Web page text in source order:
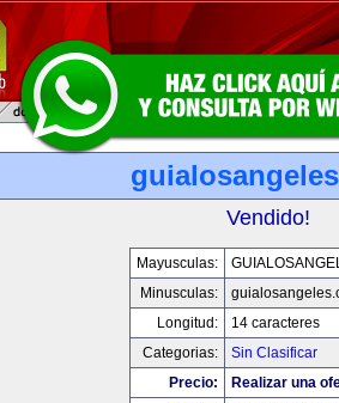
Vendido!
Mayusculas:
Minusculas:
Longitud:
14 caracteres
Categorias:
Sin Clasificar
Precio:
Realizar una